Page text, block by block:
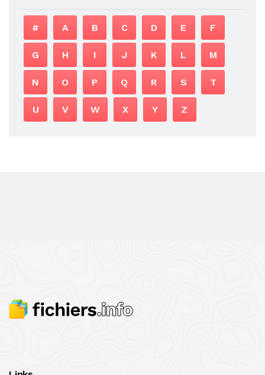
# A B C D E F
G H I J K L M
N O P Q R S T
U V W X Y Z